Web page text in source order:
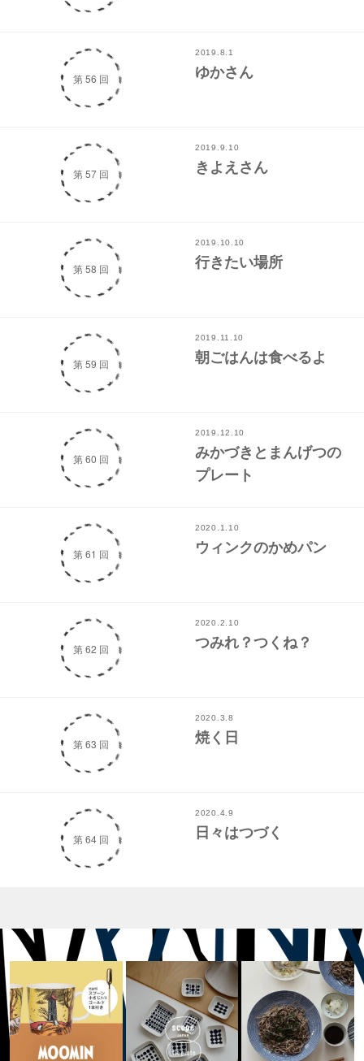
第 56 回
2019.8.1
ゆかさん
第 57 回
2019.9.10
きよえさん
第 58 回
2019.10.10
行きたい場所
第 59 回
2019.11.10
朝ごはんは食べるよ
第 60 回
2019.12.10
みかづきとまんげつの
プレート
第 61 回
2020.1.10
ウィンクのかめパン
第 62 回
2020.2.10
つみれ？つくね？
第 63 回
2020.3.8
焼く日
第 64 回
2020.4.9
日々はつづく